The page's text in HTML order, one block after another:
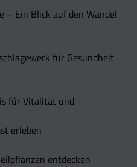
– Ein Blick auf den Wandel
für Gesundheit
für Vitalität und
erleben
entdecken